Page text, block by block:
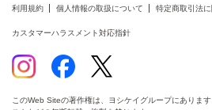
利用規約 個人情報の取扱について 特定商取引法
カスタマーハラスメント対応指針
このWeb Siteの著作権は、ヨシケイグループにありま